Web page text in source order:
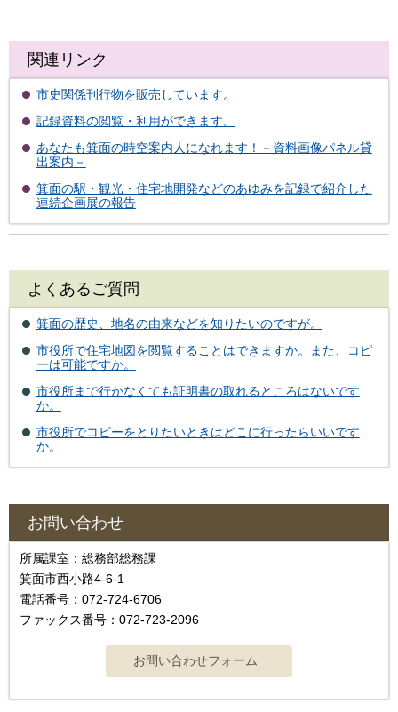
関連リンク
市史関係刊行物を販売しています。
記録資料の閲覧・利用ができます。
あなたも箕面の時空案内人になれます！－資料画像パネル貸
出案内－
箕面の駅・観光・住宅地開発などのあゆみを記録で紹介した
連続企画展の報告
よくあるご質問
箕面の歴史、地名の由来などを知りたいのですが。
市役所で住宅地図を閲覧することはできますか。また、コピ
ーは可能ですか。
市役所まで行かなくても証明書の取れるところはないです
か。
市役所でコピーをとりたいときはどこに行ったらいいです
か。
お問い合わせ
所属課室：総務部総務課
箕面市西小路4‐6‐1
電話番号：072-724-6706
ファックス番号：072-723-2096